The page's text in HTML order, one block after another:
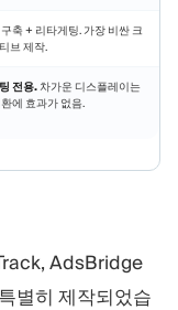
축 + 리타게팅. 가장 비싼 크
브 제작.
전용. 차가운 디스플레이는
에 효과가 없음.
AdsBridge
별히 제작되었습